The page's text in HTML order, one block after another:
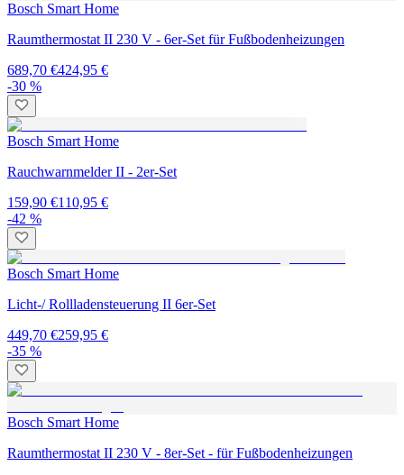
Bosch Smart Home
Raumthermostat II 230 V - 6er-Set für Fußbodenheizungen
689,70 €424,95 €
-30 %
Bosch Smart Home
Rauchwarnmelder II - 2er-Set
159,90 €110,95 €
-42 %
Bosch Smart Home
Licht-/ Rollladensteuerung II 6er-Set
449,70 €259,95 €
-35 %
Bosch Smart Home
Raumthermostat II 230 V - 8er-Set - für Fußbodenheizungen